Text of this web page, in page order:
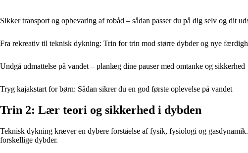
Sikker transport og opbevaring af robåd – sådan passer du på dig selv og dit
Fra rekreativ til teknisk dykning: Trin for trin mod større dybder og nye
Undgå udmattelse på vandet – planlæg dine pauser med omtanke og sikkerhed
Tryg kajakstart for børn: Sådan sikrer du en god første oplevelse på vandet
Trin 2: Lær teori og sikkerhed i dybden
Teknisk dykning kræver en dybere forståelse af fysik, fysiologi og
forskellige dybder.